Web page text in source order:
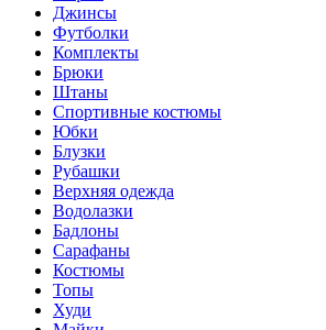
Джинсы
Футболки
Комплекты
Брюки
Штаны
Спортивные костюмы
Юбки
Блузки
Рубашки
Верхняя одежда
Водолазки
Бадлоны
Сарафаны
Костюмы
Топы
Худи